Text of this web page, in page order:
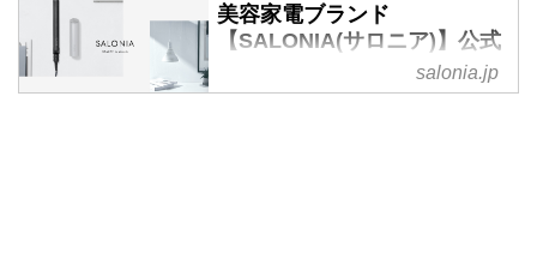
美容家電ブランド
【SALONIA(サロニア)】公式
salonia.jp